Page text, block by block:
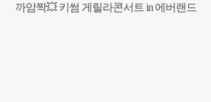
까암짝💥 키썸 게릴라콘서트 in 에버랜드